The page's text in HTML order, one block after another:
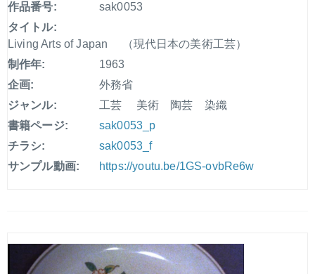
作品番号:
sak0053
タイトル:
Living Arts of Japan （現代日本の美術工芸）
制作年:
1963
企画:
外務省
ジャンル:
工芸 美術 陶芸 染織
書籍ページ:
sak0053_p
チラシ:
sak0053_f
サンプル動画:
https://youtu.be/1GS-ovbRe6w